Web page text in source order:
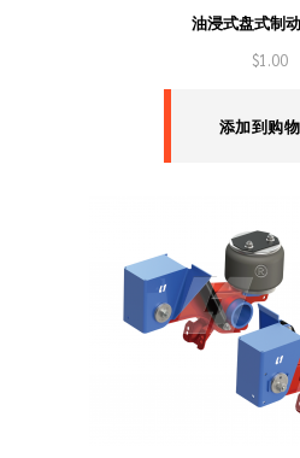
油浸式盘式制
$1.00
添加到购